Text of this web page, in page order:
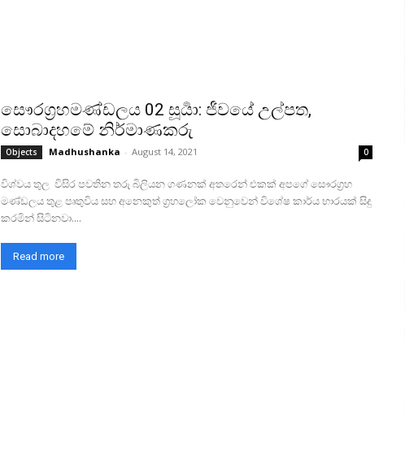
සෞරග්‍රහමණ්ඩලය 02 සූර්‍යා: ජීවයේ උල්පත,
සොබාදහමේ නිර්මාණකරු
Objects Madhushanka - August 14, 2021 0
විශ්වය තුල විසිර පවතින තරු බිලියන ගණනක් අතරෙන් එකක් අපගේ සෞරග්‍රහ
මණ්ඩලය තුළ පෘතුවිය සහ අනෙකුත් ග්‍රහලෝක වෙනුවෙන් විශේෂ කාර්ය භාරයක් සිදු
කරමින් සිටිනවා....
Read more